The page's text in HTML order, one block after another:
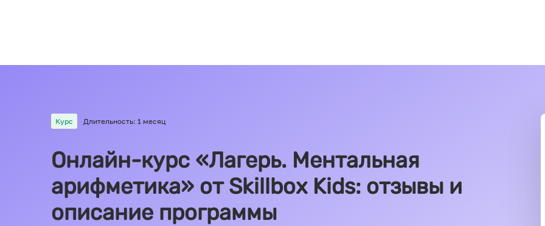
Курс Длительность: 1 месяц
Онлайн-курс «Лагерь. Ментальная
арифметика» от Skillbox Kids: отзывы и
описание программы